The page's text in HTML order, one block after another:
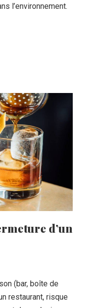
l’environnement.
d’un
(bar, boîte de
restaurant, risque